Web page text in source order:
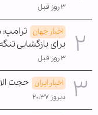
۳ روز قبل
اخبار جهان ترامپ:
برای بازگشایی
۳ روز قبل
اخبار ایران حجت
دیروز ۲۰:۳۷